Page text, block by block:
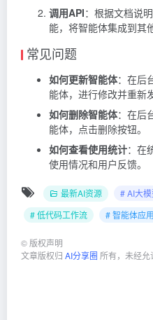
调用API：根据文档说
能，将智能体集成到其
常见问题
如何更新智能体：在后
能体，进行修改并重新
如何删除智能体：在后
能体，点击删除按钮。
如何查看使用统计：在
使用情况和用户反馈。
最新AI资源
# AI大
# 低代码工作流
# 智能体应用
© 版权声明
文章版权归 AI分享圈 所有，未经允